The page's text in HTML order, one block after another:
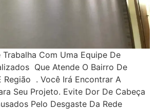
Com Uma Equipe De
Que Atende O Bairro De
Região . Você Irá Encontrar A
Seu Projeto. Evite Dor De Cabeça
Pelo Desgaste Da Rede